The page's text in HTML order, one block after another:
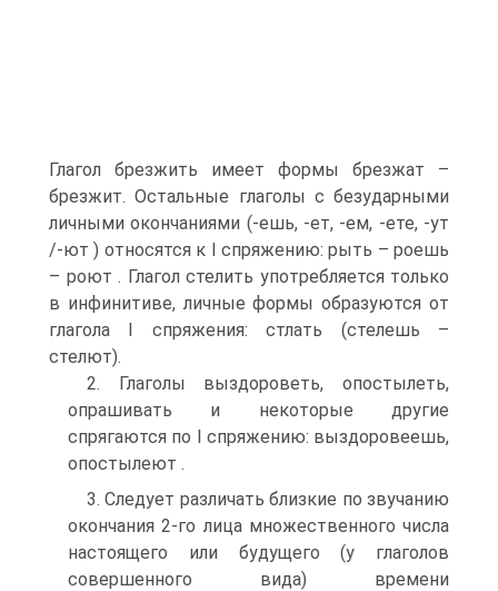
Глагол брезжить имеет формы брезжат –
брезжит. Остальные глаголы с безударными
личными окончаниями (-ешь, -ет, -ем, -ете, -ут
/-ют ) относятся к I спряжению: рыть – роешь
– роют . Глагол стелить употребляется только
в инфинитиве, личные формы образуются от
глагола I спряжения: стлать (стелешь –
стелют).
2. Глаголы выздороветь, опостылеть,
опрашивать и некоторые другие
спрягаются по I спряжению: выздоровеешь,
опостылеют .
3. Следует различать близкие по звучанию
окончания 2-го лица множественного числа
настоящего или будущего (у глаголов
совершенного вида) времени